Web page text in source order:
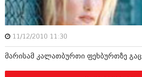
კულინარია
ბელადები
ბიზნესსიახლეები
გვარები
თემიდას სასწორი
11/12/2010 11:30
მარისამ კალათბურთი ფეხბურთზე